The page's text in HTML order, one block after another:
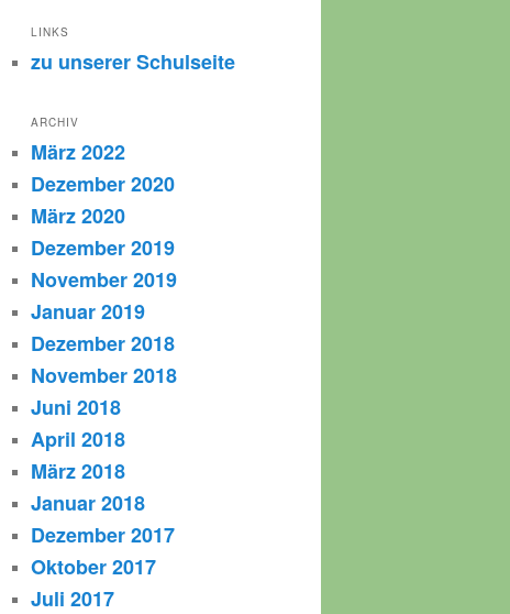
LINKS
zu unserer Schulseite
ARCHIV
März 2022
Dezember 2020
März 2020
Dezember 2019
November 2019
Januar 2019
Dezember 2018
November 2018
Juni 2018
April 2018
März 2018
Januar 2018
Dezember 2017
Oktober 2017
Juli 2017